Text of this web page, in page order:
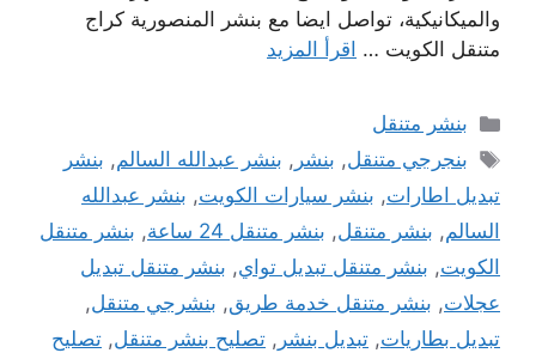
والميكانيكية، تواصل ايضا مع بنشر المنصورية كراج
متنقل الكويت … اقرأ المزيد
التصنيفات
بنشر متنقل
الوسوم
بنجرجي متنقل, بنشر , بنشر عبدالله السالم, بنشر
تبديل اطارات, بنشر سيارات الكويت, بنشر عبدالله
السالم, بنشر متنقل, بنشر متنقل 24 ساعة , بنشر متنقل
الكويت, بنشر متنقل تبديل تواي, بنشر متنقل تبديل
عجلات, بنشر متنقل خدمة طريق, بنشرجي متنقل,
تبديل بطاريات, تبديل بنشر , تصليح بنشر متنقل, تصليح